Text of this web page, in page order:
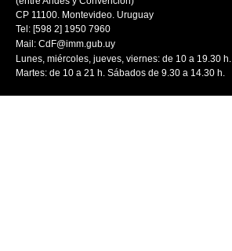
CP 11100. Montevideo. Uruguay
Tel: [598 2] 1950 7960
Mail: CdF@imm.gub.uy
Lunes, miércoles, jueves, viernes: de 10 a 19.30 h.
Martes: de 10 a 21 h. Sábados de 9.30 a 14.30 h.